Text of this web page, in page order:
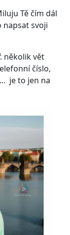
Tě čím dál
napsat svoji
několik vět
číslo,
je to jen na